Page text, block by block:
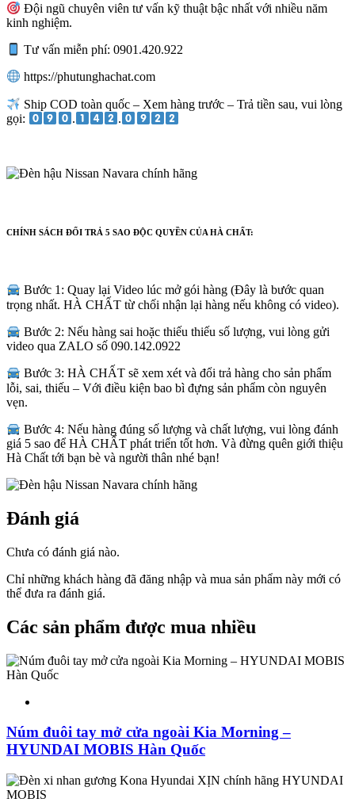
Đội ngũ chuyên viên tư vấn kỹ thuật bậc nhất với nhiều năm
kinh nghiệm.
Tư vấn miễn phí: 0901.420.922
https://phutunghachat.com
Ship COD toàn quốc – Xem hàng trước – Trả tiền sau, vui lòng
gọi:
. .
CHÍNH SÁCH ĐỔI TRẢ 5 SAO ĐỘC QUYỀN CỦA HÀ CHẤT:
Bước 1: Quay lại Video lúc mở gói hàng (Đây là bước quan
trọng nhất. HÀ CHẤT từ chối nhận lại hàng nếu không có video).
Bước 2: Nếu hàng sai hoặc thiếu thiếu số lượng, vui lòng gửi
video qua ZALO số 090.142.0922
Bước 3: HÀ CHẤT sẽ xem xét và đổi trả hàng cho sản phẩm
lỗi, sai, thiếu – Với điều kiện bao bì đựng sản phẩm còn nguyên
vẹn.
Bước 4: Nếu hàng đúng số lượng và chất lượng, vui lòng đánh
giá 5 sao để HÀ CHẤT phát triển tốt hơn. Và đừng quên giới thiệu
Hà Chất tới bạn bè và người thân nhé bạn!
Đánh giá
Chưa có đánh giá nào.
Chỉ những khách hàng đã đăng nhập và mua sản phẩm này mới có
thể đưa ra đánh giá.
Các sản phẩm được mua nhiều
Núm đuôi tay mở cửa ngoài Kia Morning –
HYUNDAI MOBIS Hàn Quốc